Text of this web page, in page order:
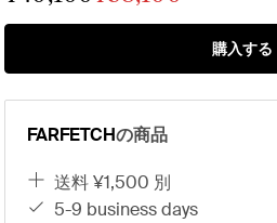
購入する
FARFETCHの商品
送料 ¥1,500 別
5-9 business days